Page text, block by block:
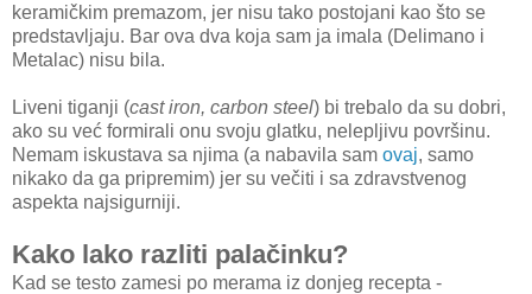
keramičkim premazom, jer nisu tako postojani kao što se
predstavljaju. Bar ova dva koja sam ja imala (Delimano i
Metalac) nisu bila.
Liveni tiganji (cast iron, carbon steel) bi trebalo da su dobri,
ako su već formirali onu svoju glatku, nelepljivu površinu.
Nemam iskustava sa njima (a nabavila sam ovaj, samo
nikako da ga pripremim) jer su večiti i sa zdravstvenog
aspekta najsigurniji.
Kako lako razliti palačinku?
Kad se testo zamesi po merama iz donjeg recepta -